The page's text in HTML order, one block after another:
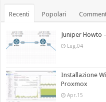
Recenti Popolari
Juniper Howto
Lug.04
Installazione
Proxmox
Apr.15